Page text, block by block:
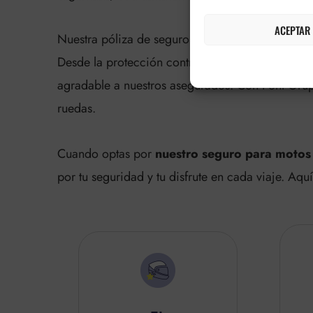
ACEPTAR
Nuestra póliza de seguro para motos
Desde la protección contra el robo hasta la
agradable a nuestros asegurados. Con Pont
ruedas.
Cuando optas por nuestro seguro para
por tu seguridad y tu disfrute en cada viaje.